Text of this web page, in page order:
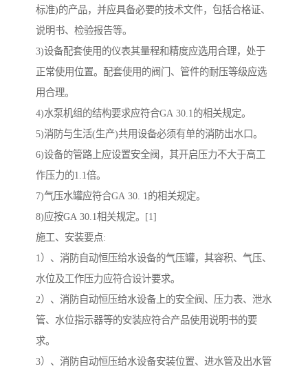
标准)的产品，并应具备必要的技术文件，包括合格证、
说明书、检验报告等。
3)设备配套使用的仪表其量程和精度应选用合理，处于
正常使用位置。配套使用的阀门、管件的耐压等级应选
用合理。
4)水泵机组的结构要求应符合GA 30.1的相关规定。
5)消防与生活(生产)共用设备必须有单的消防出水口。
6)设备的管路上应设置安全阀，其开启压力不大于高工
作压力的1.1倍。
7)气压水罐应符合GA 30. 1的相关规定。
8)应按GA 30.1相关规定。[1]
施工、安装要点:
1）、消防自动恒压给水设备的气压罐，其容积、气压、
水位及工作压力应符合设计要求。
2）、消防自动恒压给水设备上的安全阀、压力表、泄水
管、水位指示器等的安装应符合产品使用说明书的要
求。
3）、消防自动恒压给水设备安装位置、进水管及出水管